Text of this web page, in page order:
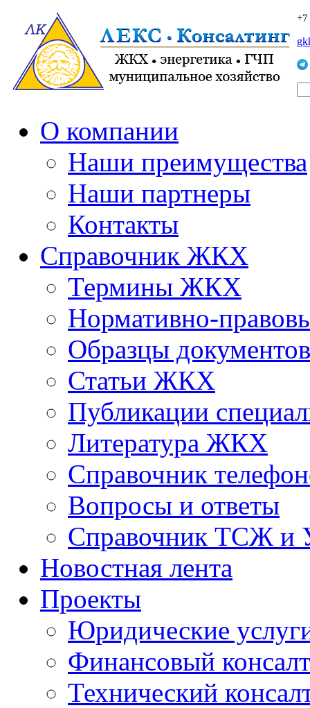
О компании
Наши преимущества
Наши партнеры
Контакты
Справочник ЖКХ
Термины ЖКХ
Нормативно-
Образцы документов
Статьи ЖКХ
Публикации
Литература ЖКХ
Справочник
Вопросы и ответы
Справочник ТСЖ и
Новостная лента
Проекты
Юридические
Финансовый
Технический